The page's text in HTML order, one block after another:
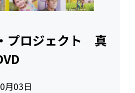
プロジェクト 真
月03日